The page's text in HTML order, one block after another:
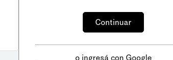
o ingresá con Google